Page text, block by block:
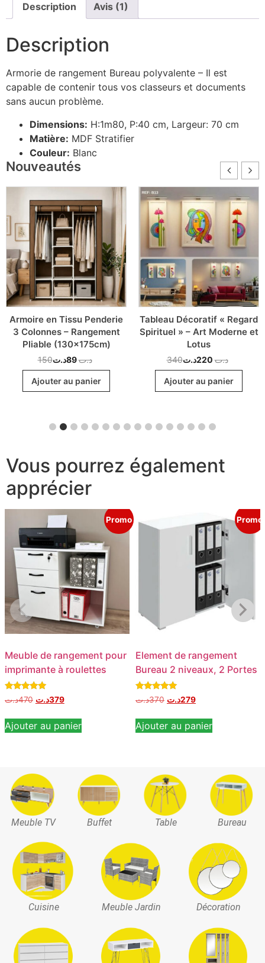
Description Avis (1)
Description
Armorie de rangement Bureau polyvalente – Il est
capable de contenir tous vos classeurs et documents
sans aucun problème.
Dimensions: H:1m80, P:40 cm, Largeur: 70 cm
Matière: MDF Stratifier
Couleur: Blanc
Nouveautés
Armoire en Tissu Penderie
3 Colonnes – Rangement
Pliable (130x175cm)
150 د.ت89د.ت
Ajouter au panier
Tableau Décoratif « Regard
Spirituel » – Art Moderne et
Lotus
340 د.ت 220د.ت
Ajouter au panier
Vous pourrez également
apprécier
Promo
Meuble de rangement pour
imprimante à roulettes
Note
5.00
470د.ت 379د.ت
Ajouter au panier
Promo
Element de rangement
Bureau 2 niveaux, 2 Portes
Note
5.00
370د.ت 279د.ت
Ajouter au panier
Meuble TV Buffet Table Bureau
Cuisine Meuble Jardin Décoration